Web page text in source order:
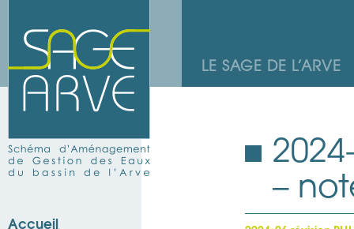
LE SAGE DE L’ARVE
Accueil
–